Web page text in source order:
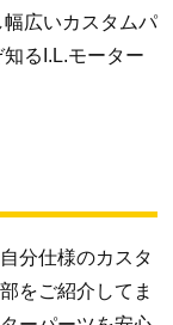
広いカスタムパ
るI.L.モーター
分仕様のカスタ
をご紹介してま